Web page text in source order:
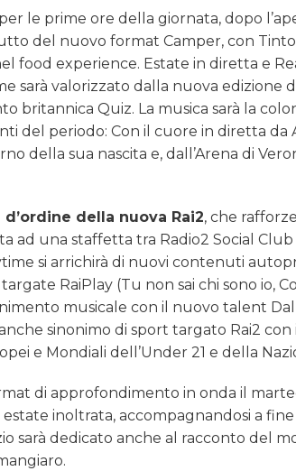
le prime ore della giornata, dopo
del nuovo format Camper, con
food experience. Estate in diretta e
sarà valorizzato dalla nuova edizione
britannica Quiz. La musica sarà la
del periodo: Con il cuore in diretta da
della sua nascita e, dall’Arena di
della nuova Rai2, che
ad una staffetta tra Radio2 Social
si arrichirà di nuovi contenuti
RaiPlay (Tu non sai chi sono io,
musicale con il nuovo talent
sinonimo di sport targato Rai2 con
e Mondiali dell’Under 21 e della
di approfondimento in onda il
inoltrata, accompagnandosi a
sarà dedicato anche al racconto del